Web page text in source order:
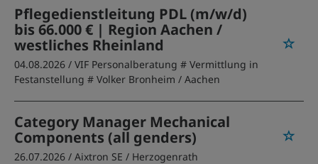
Pflegedienstleitung PDL (m/w/d)
bis 66.000 € | Region Aachen /
westliches Rheinland
04.08.2026 / VIF Personalberatung # Vermittlung in
Festanstellung # Volker Bronheim / Aachen
Category Manager Mechanical
Components (all genders)
26.07.2026 / Aixtron SE / Herzogenrath